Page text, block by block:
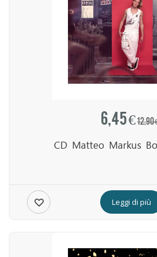
6,45 €12,90
CD Matteo Markus
Leggi di più